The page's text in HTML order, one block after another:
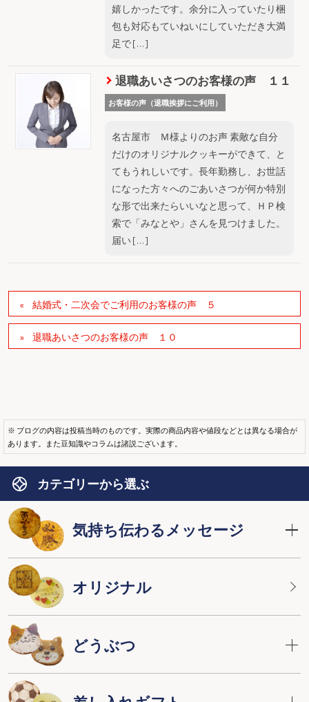
嬉しかったです。余分に入っていたり梱
包も対応もていねいにしていただき大満
足で […]
退職あいさつのお客様の声 １１
お客様の声（退職挨拶にご利用）
名古屋市 Ｍ様よりのお声 素敵な自分
だけのオリジナルクッキーができて、と
てもうれしいです。長年勤務し、お世話
になった方々へのごあいさつが何か特別
な形で出来たらいいなと思って、ＨＰ検
索で「みなとや」さんを見つけました。
届い […]
結婚式・二次会でご利用のお客様の声 ５
退職あいさつのお客様の声 １０
※ ブログの内容は投稿当時のものです。実際の商品内容や値段などとは異なる場合が
あります。また豆知識やコラムは諸説ございます。
カテゴリーから選ぶ
気持ち伝わるメッセージ
オリジナル
どうぶつ